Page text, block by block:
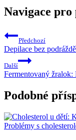
Navigace pro
Předchozí
Depilace bez
Další
Fermentovaný žralok:
Podobné
Problémy s